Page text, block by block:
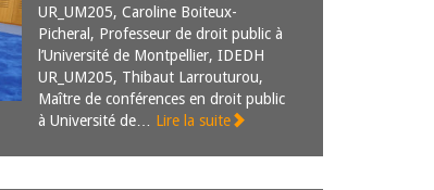
UR_UM205, Caroline Boiteux-
Picheral, Professeur de droit public à
l’Université de Montpellier, IDEDH
UR_UM205, Thibaut Larrouturou,
Maître de conférences en droit public
à Université de… Lire la suite